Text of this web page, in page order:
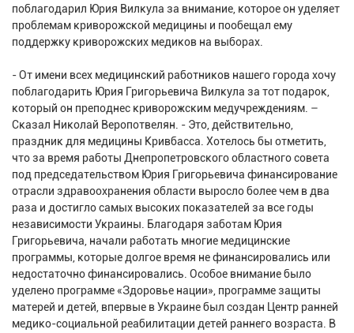
поблагодарил Юрия Вилкула за внимание, которое он уделяет
проблемам криворожской медицины и пообещал ему
поддержку криворожских медиков на выборах.
- От имени всех медицинский работников нашего города хочу
поблагодарить Юрия Григорьевича Вилкула за тот подарок,
который он преподнес криворожским медучреждениям. –
Сказал Николай Веропотвелян. - Это, действительно,
праздник для медицины Кривбасса. Хотелось бы отметить,
что за время работы Днепропетровского областного совета
под председательством Юрия Григорьевича финансирование
отрасли здравоохранения области выросло более чем в два
раза и достигло самых высоких показателей за все годы
независимости Украины. Благодаря заботам Юрия
Григорьевича, начали работать многие медицинские
программы, которые долгое время не финансировались или
недостаточно финансировались. Особое внимание было
уделено программе «Здоровье нации», программе защиты
матерей и детей, впервые в Украине был создан Центр ранней
медико-социальной реабилитации детей раннего возраста. В